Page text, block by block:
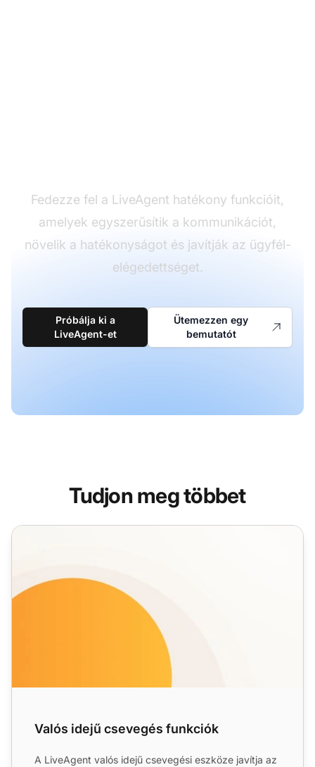
Fedezze fel a LiveAgent hatékony funkcióit,
amelyek egyszerűsítik a kommunikációt,
növelik a hatékonyságot és javítják az ügyfél-
elégedettséget.
Próbálja ki a
LiveAgent-et
Ütemezzen egy
bemutatót
Tudjon meg többet
Valós idejű csevegés funkciók
Valós idejű csevegés funkciók
A LiveAgent valós idejű csevegési eszköze javítja az